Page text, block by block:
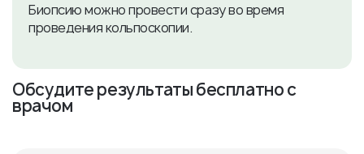
Биопсию можно провести сразу во время
проведения кольпоскопии.
Обсудите результаты бесплатно с
врачом